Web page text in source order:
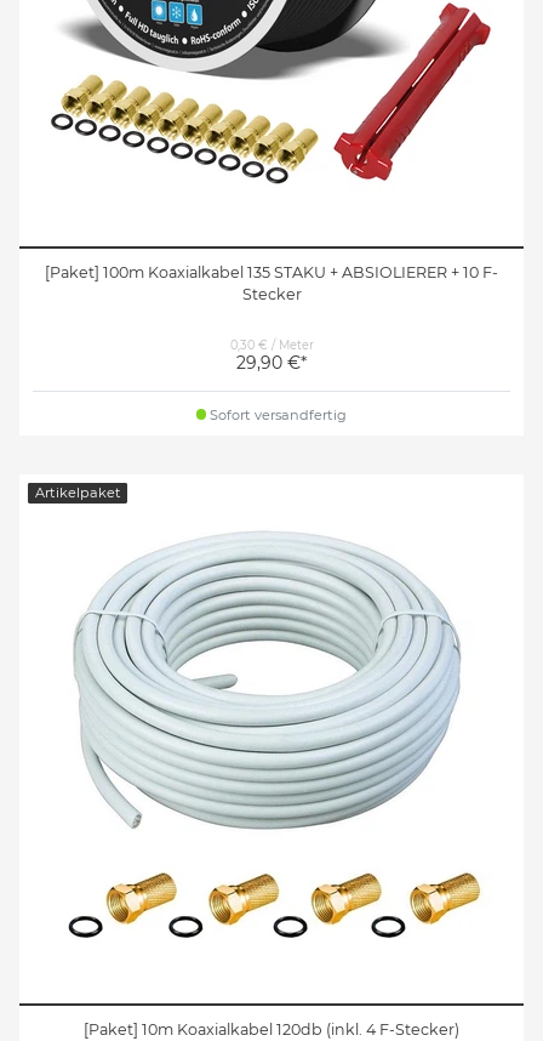
[Paket] 100m Koaxialkabel 135 STAKU + ABSIOLIERER + 10 F-
Stecker
0,30 € / Meter
29,90 €*
Sofort versandfertig
Artikelpaket
[Paket] 10m Koaxialkabel 120db (inkl. 4 F-Stecker)